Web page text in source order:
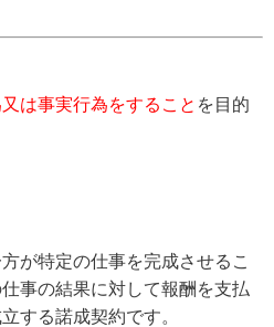
は事実行為をすること を目的
が特定の仕事を完成させるこ
事の結果に対して報酬を支払
立する諾成契約です。